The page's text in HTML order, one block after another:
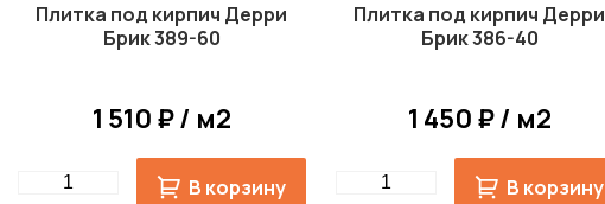
Плитка под кирпич Дерри
Брик 389-60
1 510 ₽ / м2
Quantity В корзину
Плитка под кирпич Дерри
Брик 386-40
1 450 ₽ / м2
Quantity В корзину